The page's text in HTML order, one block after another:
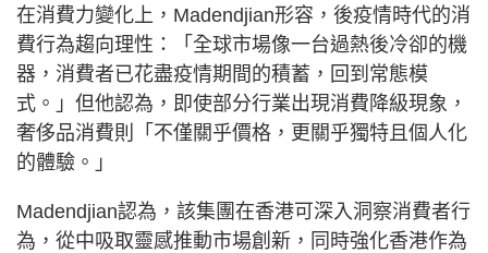
在消費力變化上，Madendjian形容，後疫情時代的消
費行為趨向理性：「全球市場像一台過熱後冷卻的機
器，消費者已花盡疫情期間的積蓄，回到常態模
式。」但他認為，即使部分行業出現消費降級現象，
奢侈品消費則「不僅關乎價格，更關乎獨特且個人化
的體驗。」
Madendjian認為，該集團在香港可深入洞察消費者行
為，從中吸取靈感推動市場創新，同時強化香港作為